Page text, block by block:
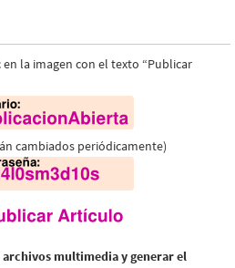
en la imagen con el texto “Publicar
cambiados periódicamente)
multimedia y generar el